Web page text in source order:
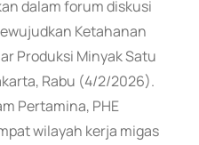
dalam forum diskusi
Ketahanan
Produksi Minyak Satu
Rabu (4/2/2026).
Pertamina, PHE
wilayah kerja migas